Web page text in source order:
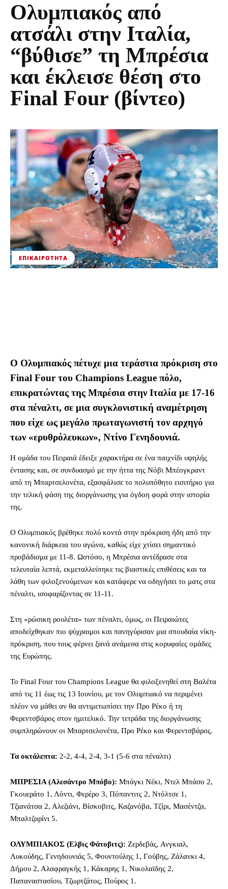
Ολυμπιακός από
ατσάλι στην Ιταλία,
“βύθισε” τη Μπρέσια
και έκλεισε θέση στο
Final Four (βίντεο)
ΕΠΙΚΑΙΡΌΤΗΤΑ
Ο Ολυμπιακός πέτυχε μια τεράστια πρόκριση στο
Final Four του Champions League πόλο,
επικρατώντας της Μπρέσια στην Ιταλία με 17-16
στα πέναλτι, σε μια συγκλονιστική αναμέτρηση
που είχε ως μεγάλο πρωταγωνιστή τον αρχηγό
των «ερυθρόλευκων», Ντίνο Γενηδουνιά.
Η ομάδα του Πειραιά έδειξε χαρακτήρα σε ένα παιχνίδι υψηλής
έντασης και, σε συνδυασμό με την ήττα της Νόβι Μπέογκραντ
από τη Μπαρτσελονέτα, εξασφάλισε το πολυπόθητο εισιτήριο για
την τελική φάση της διοργάνωσης για όγδοη φορά στην ιστορία
της.
Ο Ολυμπιακός βρέθηκε πολύ κοντά στην πρόκριση ήδη από την
κανονική διάρκεια του αγώνα, καθώς είχε χτίσει σημαντικό
προβάδισμα με 11-8. Ωστόσο, η Μπρέσια αντέδρασε στα
τελευταία λεπτά, εκμεταλλεύτηκε τις βιαστικές επιθέσεις και τα
λάθη των φιλοξενούμενων και κατάφερε να οδηγήσει το ματς στα
πέναλτι, ισοφαρίζοντας σε 11-11.
Στη «ρώσικη ρουλέτα» των πέναλτι, όμως, οι Πειραιώτες
αποδείχθηκαν πιο ψύχραιμοι και πανηγύρισαν μια σπουδαία νίκη-
πρόκριση, που τους φέρνει ξανά ανάμεσα στις κορυφαίες ομάδες
της Ευρώπης.
Το Final Four του Champions League θα φιλοξενηθεί στη Βαλέτα
από τις 11 έως τις 13 Ιουνίου, με τον Ολυμπιακό να περιμένει
πλέον να μάθει αν θα αντιμετωπίσει την Προ Ρέκο ή τη
Φερεντσβάρος στον ημιτελικό. Την τετράδα της διοργάνωσης
συμπληρώνουν οι Μπαρτσελονέτα, Προ Ρέκο και Φερεντσβάρος.
Τα οκτάλεπτα: 2-2, 4-4, 2-4, 3-1 (5-6 στα πέναλτι)
ΜΠΡΕΣΙΑ (Αλεσάντρο Μπόβο): Μπάγκι Νέκι, Ντελ Μπάσο 2,
Γκουεράτο 1, Λόντι, Φερέρο 3, Πόπαντιτς 2, Ντόλτσε 1,
Τζιανάτσα 2, Αλεζιάνι, Βίσκοβιτς, Καζανόβα, Τζίρι, Μασέντζα,
Μπαλτζαρίνι 5.
ΟΛΥΜΠΙΑΚΟΣ (Ελβις Φάτοβιτς): Ζερδεβάς, Ανγκιαλ,
Λυκούδης, Γενηδουνιάς 5, Φουντούλης 1, Γούβης, Ζάλανκι 4,
Δήμου 2, Αλαφραγκής 1, Κάκαρης 1, Νικολαϊδης 2,
Παπαναστασίου, Τζωρτζάτος, Πούρος 1.